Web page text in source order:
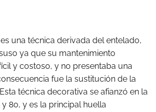
es una técnica derivada del entelado,
ya que su mantenimiento
y costoso, y no presentaba una
fue la sustitución de la
técnica decorativa se afianzó en la
80, y es la principal huella